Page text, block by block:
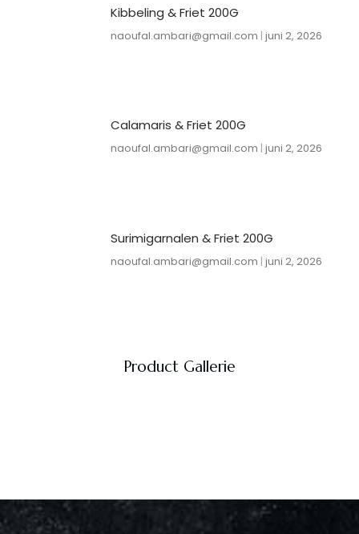
Kibbeling & Friet 200G
naoufal.ambari@gmail.com juni 2, 2026
Calamaris & Friet 200G
naoufal.ambari@gmail.com juni 2, 2026
Surimigarnalen & Friet 200G
naoufal.ambari@gmail.com juni 2, 2026
Product Gallerie